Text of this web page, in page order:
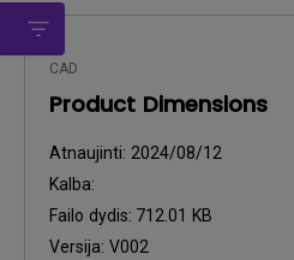
CAD
Product Dimensions
Atnaujinti: 2024/08/12
Kalba:
Failo dydis: 712.01 KB
Versija: V002